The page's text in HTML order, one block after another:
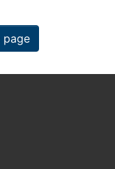
page